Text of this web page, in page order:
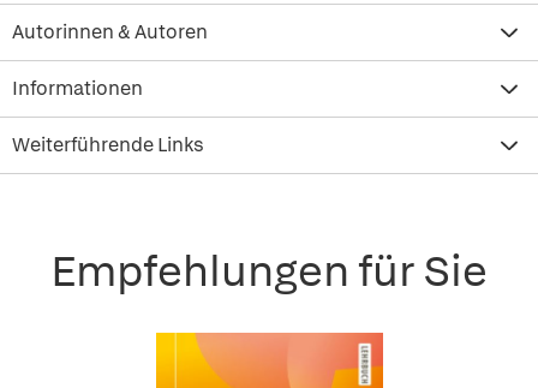
Autorinnen & Autoren
Informationen
Weiterführende Links
Empfehlungen für Sie